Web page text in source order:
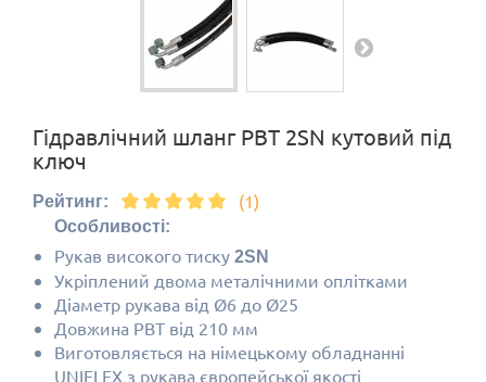
Гідравлічний шланг РВТ 2SN кутовий під
ключ
Рейтинг: (1)
Особливості:
Рукав високого тиску 2SN
Укріплений двома металічними оплітками
Діаметр рукава від Ø6 до Ø25
Довжина РВТ від 210 мм
Виготовляється на німецькому обладнанні
UNIFLEX з рукава європейської якості